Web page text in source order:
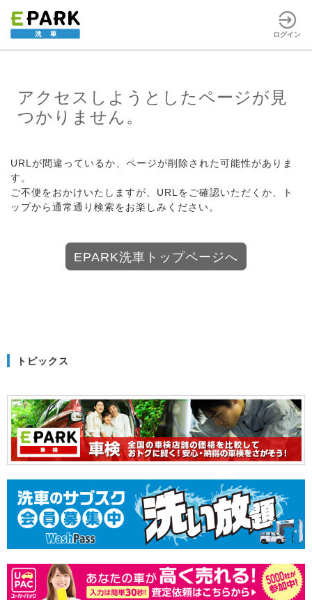
ログイン
アクセスしようとしたページが見
つかりません。
URLが間違っているか、ページが削除された可能性がありま
す。
ご不便をおかけいたしますが、URLをご確認いただくか、ト
ップから通常通り検索をお楽しみください。
EPARK洗車トップページへ
トピックス